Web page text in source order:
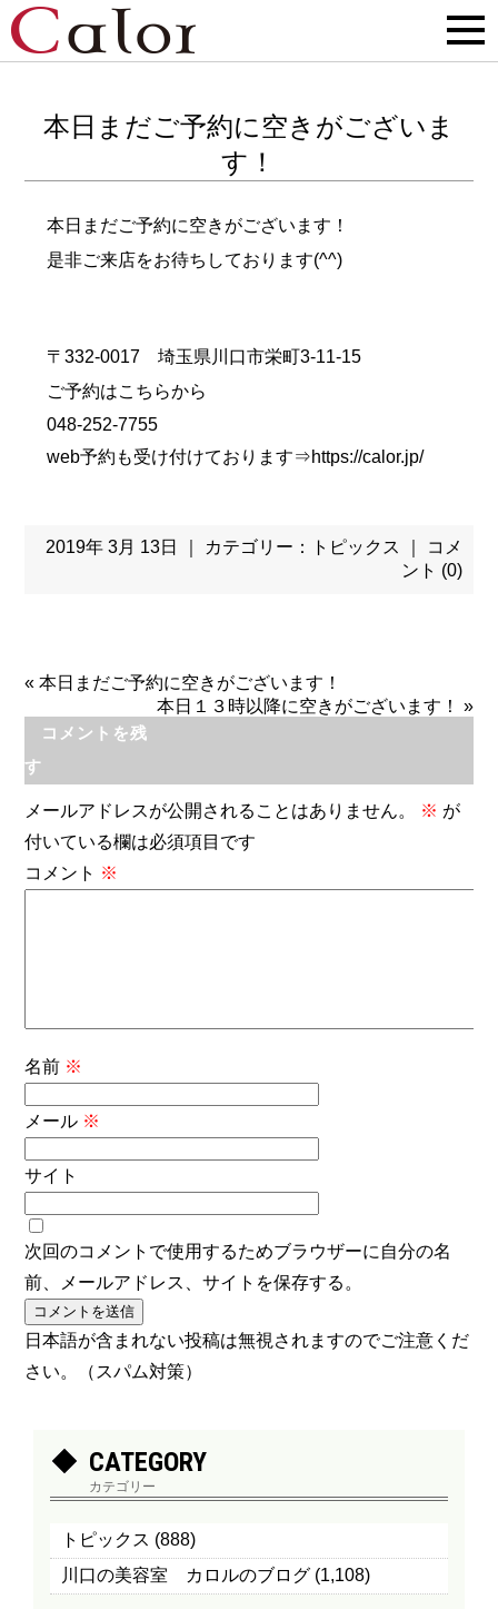
本日まだご予約に空きがございま
す！
本日まだご予約に空きがございます！
是非ご来店をお待ちしております(^^)
〒332-0017 埼玉県川口市栄町3-11-15
ご予約はこちらから
048-252-7755
web予約も受け付けております⇒https://calor.jp/
2019年 3月 13日 ｜ カテゴリー： トピックス
コメ
ント (0)
«本日まだご予約に空きがございます！
本日１３時以降に空きがございます！
»
コメントを残
す
メールアドレスが公開されることはありません。 ※ が
付いている欄は必須項目です
コメント ※
名前 ※
メール ※
サイト
次回のコメントで使用するためブラウザーに自分の名
前、メールアドレス、サイトを保存する。
日本語が含まれない投稿は無視されますのでご注意くだ
さい。（スパム対策）
CATEGORY
カテゴリー
トピックス (888)
川口の美容室 カロルのブログ (1,108)